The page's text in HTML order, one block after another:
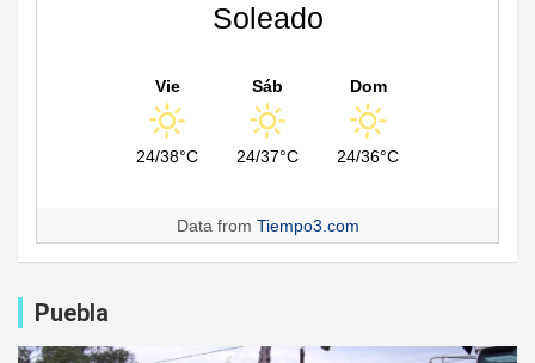
Soleado
Vie
24/38°C
Sáb
24/37°C
Dom
24/36°C
Data from Tiempo3.com
Puebla